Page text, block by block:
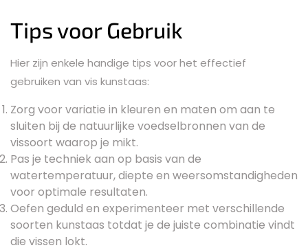
Tips voor Gebruik
Hier zijn enkele handige tips voor het effectief
gebruiken van vis kunstaas:
Zorg voor variatie in kleuren en maten om aan te
sluiten bij de natuurlijke voedselbronnen van de
vissoort waarop je mikt.
Pas je techniek aan op basis van de
watertemperatuur, diepte en weersomstandigheden
voor optimale resultaten.
Oefen geduld en experimenteer met verschillende
soorten kunstaas totdat je de juiste combinatie vindt
die vissen lokt.